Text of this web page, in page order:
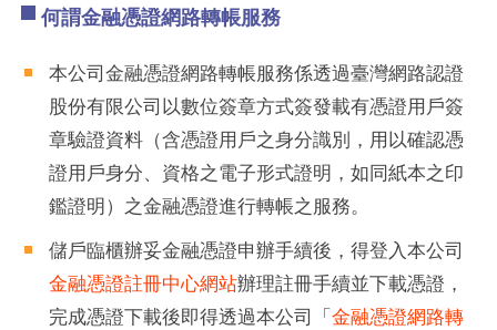
何謂金融憑證網路轉帳服務
本公司金融憑證網路轉帳服務係透過臺灣網路認證
股份有限公司以數位簽章方式簽發載有憑證用戶簽
章驗證資料（含憑證用戶之身分識別，用以確認憑
證用戶身分、資格之電子形式證明，如同紙本之印
鑑證明）之金融憑證進行轉帳之服務。
儲戶臨櫃辦妥金融憑證申辦手續後，得登入本公司
金融憑證註冊中心網站辦理註冊手續並下載憑證，
完成憑證下載後即得透過本公司「金融憑證網路轉